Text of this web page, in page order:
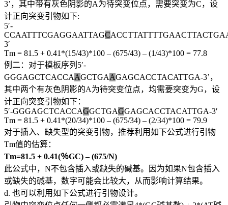
3’，其中带有灰色阴影的A为待突变位点，需要突变为C，设
计正向突变引物如下:
5′-
CCAATTTCGAGGAATTAGC
3′
Tm = 81.5 + 0.41*(15/43)*100 – (675/43) – (1/43)*100 = 77.8
例二：对于模板序列5′-
GGGAGCTCACCAAGCTGAAGAGCACCTACATTGA-3’，
其中两个有灰色阴影的A为待突变位点，均需要突变为G，设
计正向突变引物如下：
5′-GGGAGCTCACCAGGCTGAGGAGCACCTACATTGA-3′
Tm = 81.5 + 0.41*(20/34)*100 – (675/34) – (2/34)*100 = 79.9
对于插入、缺失型的突变引物，推荐利用如下公式进行引物
Tm值的估算：
Tm=81.5 + 0.41(％GC) ‒ (675/N)
此公式中，N不包含插入或缺失的碱基。因为如果N包含插入
或缺失的碱基，数字可能会比较大，从而影响计算结果。
d. 也可以利用如下公式进行引物设计。